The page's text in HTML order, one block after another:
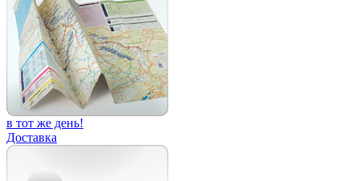
в тот же день!
Доставка